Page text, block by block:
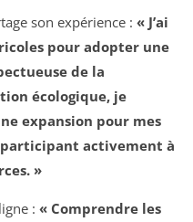
son expérience : « J’ai
pour adopter une
de la
écologique, je
expansion pour mes
activement à
»
: « Comprendre les